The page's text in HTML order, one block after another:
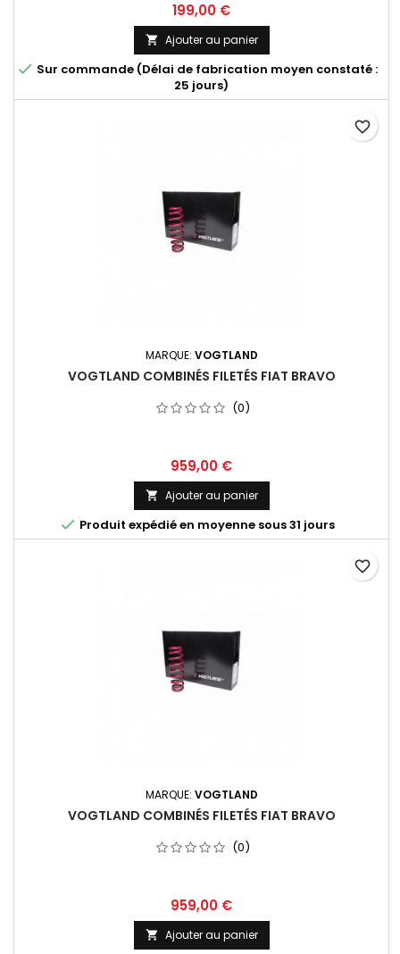
Prix
199,00 €
 Ajouter au panier
 Sur commande (Délai de fabrication moyen constaté :
25 jours)
MARQUE: VOGTLAND
VOGTLAND COMBINÉS FILETÉS FIAT BRAVO
(0)
Prix
959,00 €
 Ajouter au panier
 Produit expédié en moyenne sous 31 jours
favorite_border
MARQUE: VOGTLAND
VOGTLAND COMBINÉS FILETÉS FIAT BRAVO
(0)
Prix
959,00 €
 Ajouter au panier
favorite_border